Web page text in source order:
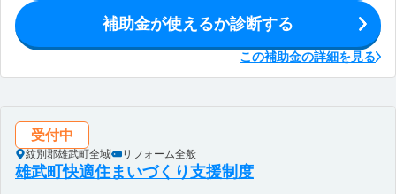
補助金が使えるか診断する
この補助金の詳細を見る
受付中
紋別郡雄武町全域 リフォーム全般
雄武町快適住まいづくり支援制度